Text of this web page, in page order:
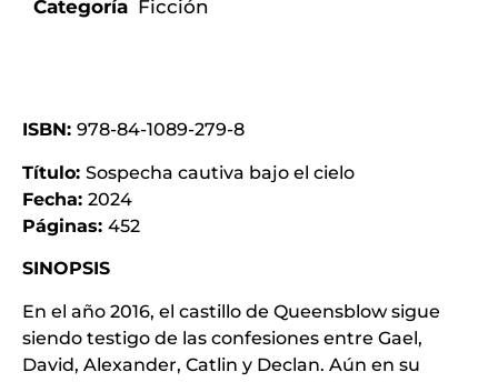
Categoría Ficción
ISBN: 978-84-1089-279-8
Título: Sospecha cautiva bajo el cielo
Fecha: 2024
Páginas: 452
SINOPSIS
En el año 2016, el castillo de Queensblow sigue
siendo testigo de las confesiones entre Gael,
David, Alexander, Catlin y Declan. Aún en su